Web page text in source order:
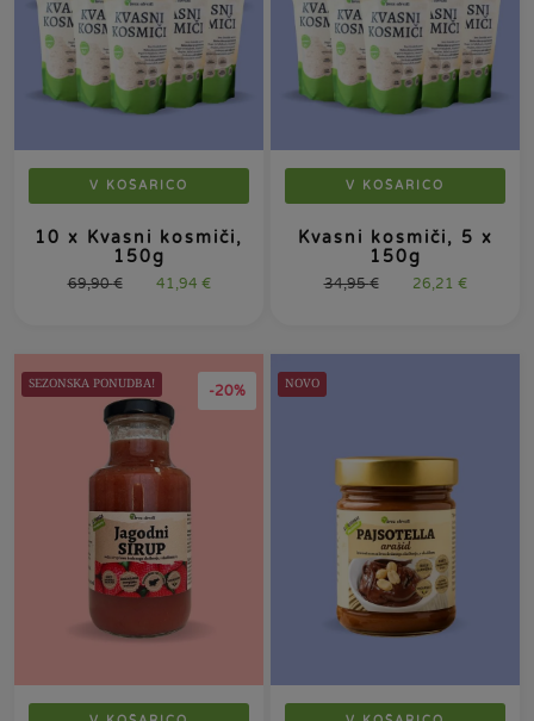
V KOŠARICO
10 x Kvasni kosmiči,
150g
69,90€ 41,94 €
V KOŠARICO
Kvasni kosmiči, 5 x
150g
34,95€ 26,21 €
-20%
SEZONSKA PONUDBA! NOVO